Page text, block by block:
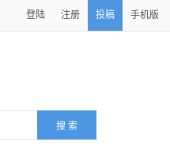
登陆 注册 投稿 手机版